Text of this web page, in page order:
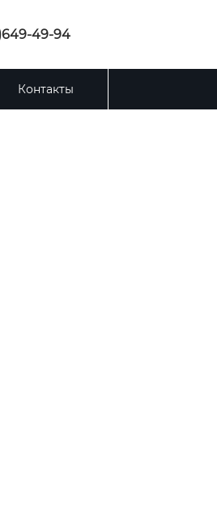
49-94
Контакты